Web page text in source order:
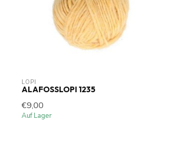
LOPI
ALAFOSSLOPI 1235
€9,00
Auf Lager